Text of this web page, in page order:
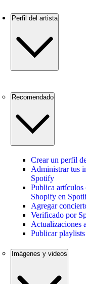
Perfil del artista
Recomendado
Crear un perfil
Administrar tus
Spotify
Publica artículos
Shopify en
Agregar
Verificado por
Actualizaciones
Publicar
Imágenes y videos